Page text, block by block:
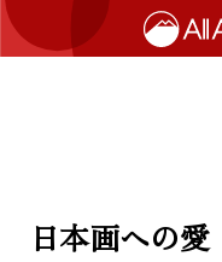
HOME
日本画への愛